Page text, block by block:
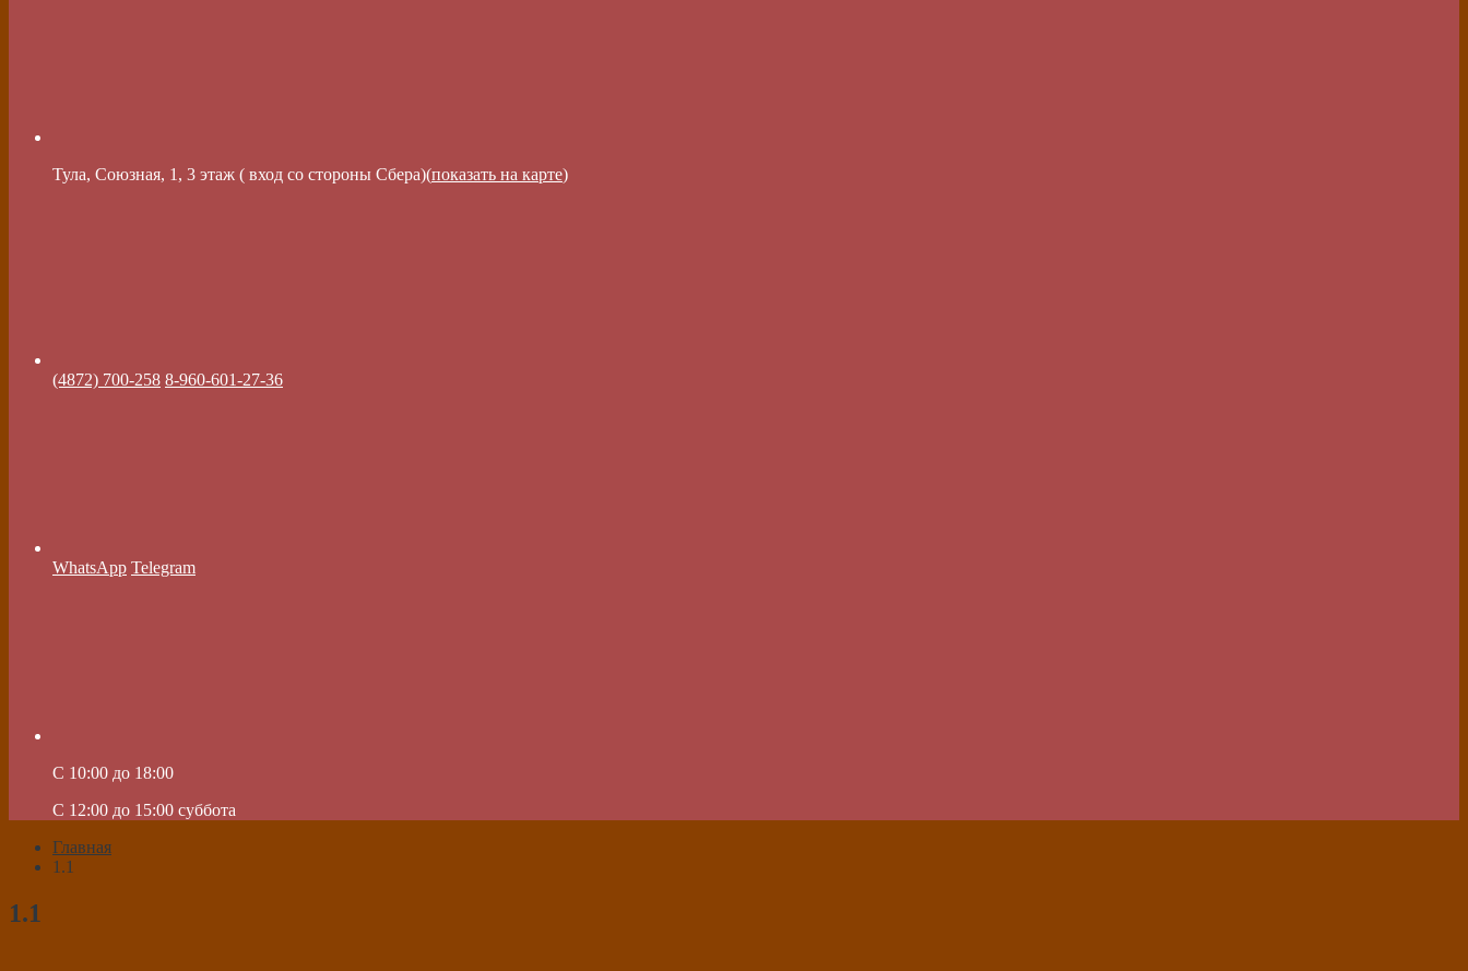
Тула, Союзная, 1, 3 этаж ( вход со стороны Сбера)(показать на карте)
(4872) 700-258 8-960-601-27-36
WhatsApp Telegram
C 10:00 до 18:00
C 12:00 до 15:00 суббота
Главная
1.1
1.1